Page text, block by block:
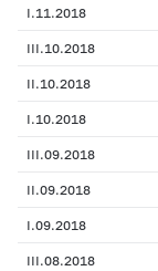
I.11.2018
III.10.2018
II.10.2018
I.10.2018
III.09.2018
II.09.2018
I.09.2018
III.08.2018